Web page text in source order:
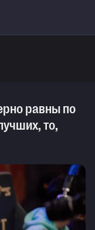
равны по
то,